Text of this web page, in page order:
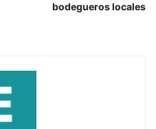
bodegueros locales